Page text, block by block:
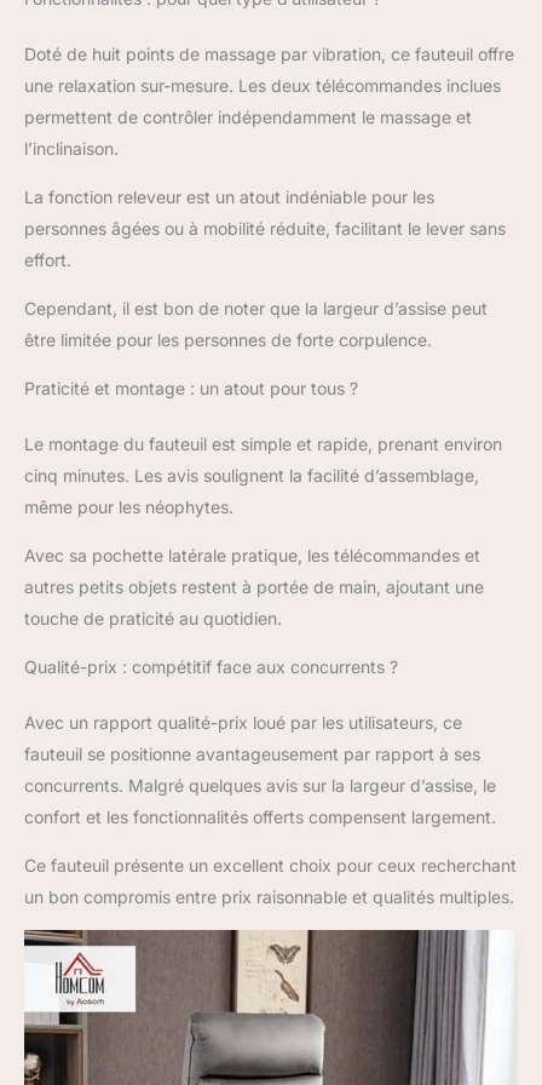
Ce fauteuil releveur
aux seniors ou aux
personnes à mobilité
réduite pour un
INCLINAISON : Avec
jusqu'à 135° et un
s'ajuste à tous vos
besoins de confort :
sieste. Étendez vos
expérience de
relaxation sur-mesure,
CONFORTABLE : Le
revêtement aspect
velours confère à ce
fauteuil releveur
élégance, tandis que sa
garantit robustesse et
stabilité. Offrez-vous
un véritable cocon de
confort et de style pour
une utilisation
INFORMATIONS SUR
LE FAUTEUIL
RELEVEUR
ÉLECTRIQUE :
Dimensions debout :
79l x 97P x 103H cm.
Dimensions incliné : 79l
x 153P x 80H cm.
Dimensions relevé : 78l
Doté de huit points de massage par vibration, ce fauteuil offre
une relaxation sur-mesure. Les deux télécommandes inclues
permettent de contrôler indépendamment le massage et
l’inclinaison.
La fonction releveur est un atout indéniable pour les
personnes âgées ou à mobilité réduite, facilitant le lever sans
effort.
Cependant, il est bon de noter que la largeur d’assise peut
être limitée pour les personnes de forte corpulence.
Praticité et montage : un atout pour tous ?
Le montage du fauteuil est simple et rapide, prenant environ
cinq minutes. Les avis soulignent la facilité d’assemblage,
même pour les néophytes.
Avec sa pochette latérale pratique, les télécommandes et
autres petits objets restent à portée de main, ajoutant une
touche de praticité au quotidien.
Qualité-prix : compétitif face aux concurrents ?
Avec un rapport qualité-prix loué par les utilisateurs, ce
fauteuil se positionne avantageusement par rapport à ses
concurrents. Malgré quelques avis sur la largeur d’assise, le
confort et les fonctionnalités offerts compensent largement.
Ce fauteuil présente un excellent choix pour ceux recherchant
un bon compromis entre prix raisonnable et qualités multiples.